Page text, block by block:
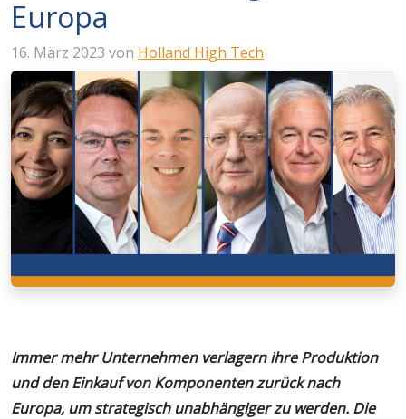
Europa
16. März 2023 von Holland High Tech
Immer mehr Unternehmen verlagern ihre Produktion
und den Einkauf von Komponenten zurück nach
Europa, um strategisch unabhängiger zu werden. Die